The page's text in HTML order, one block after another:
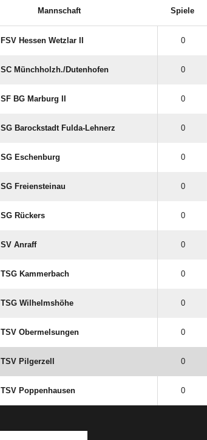
Mannschaft Spiele
FSV Hessen Wetzlar II 0
SC Münchholzh./​Dutenhofen 0
SF BG Marburg II 0
SG Barockstadt Fulda-Lehnerz 0
SG Eschenburg 0
SG Freiensteinau 0
SG Rückers 0
SV Anraff 0
TSG Kammerbach 0
TSG Wilhelmshöhe 0
TSV Obermelsungen 0
TSV Pilgerzell 0
TSV Poppenhausen 0